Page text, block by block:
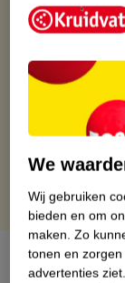
Kruidvat is
Op
Gratis
Gratis
Gratis punten
Over dit
We
Wij gebruiken
bieden en om
maken. Zo
tonen en
advertenties ziet.